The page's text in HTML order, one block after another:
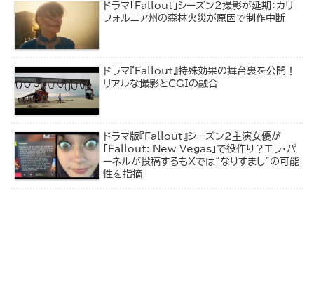
ドラマ「Fallout」シーズン2撮影が延期：カリ
フォルニア州の森林火災が原因で制作中断
ドラマ『Fallout』特殊効果の舞台裏を公開！
リアルな撮影とCGIの融合
ドラマ版『Fallout』シーズン2主演女優が
「Fallout: New Vegas」で役作り？エラ・パ
ーネルが投稿するもXでは“なりすまし”の可能
性を指摘